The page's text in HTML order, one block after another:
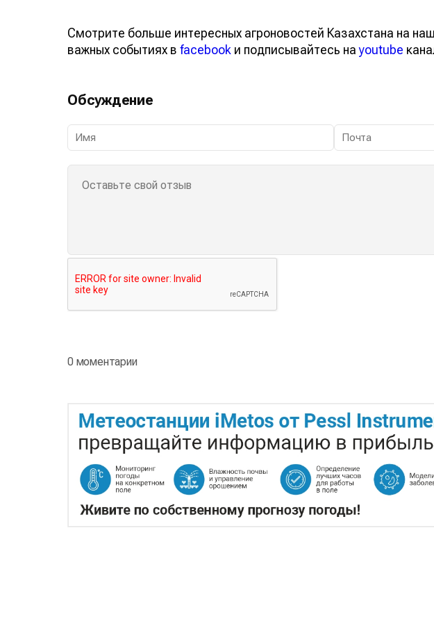
Смотрите больше интересных агроновостей Казахстана на
важных событиях в facebook и подписывайтесь наyoutube
Обсуждение
0 моментарии